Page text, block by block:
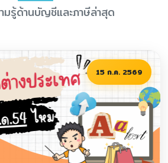
มรู้ด้านบัญชีและภาษีล่าสุด
15 ก.ค. 2569